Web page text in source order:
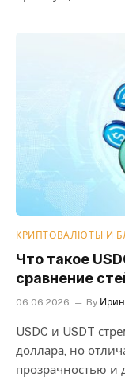
КРИПТОВАЛЮТЫ И
Что такое
сравнение
06.06.2026 By
USDC и USDT
доллара, но
прозрачностью и